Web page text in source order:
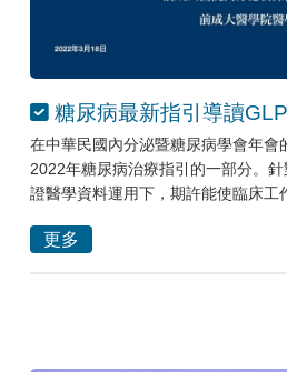
糖尿病最新指引導讀
在中華民國內分泌暨糖尿病學會年會
2022年糖尿病治療指引的一部分。
證醫學資料運用下，期許能使臨床工
更多